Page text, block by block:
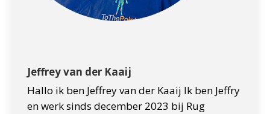
Jeffrey van der Kaaij
Hallo ik ben Jeffrey van der Kaaij Ik ben Jeffry
en werk sinds december 2023 bij Rug